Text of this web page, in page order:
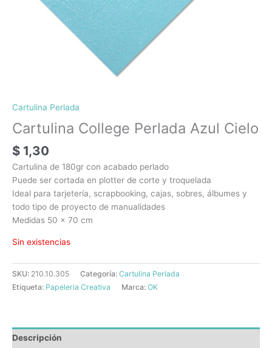
Cartulina Perlada
Cartulina College Perlada Azul Cielo
$ 1,30
Cartulina de 180gr con acabado perlado
Puede ser cortada en plotter de corte y troquelada
Ideal para tarjetería, scrapbooking, cajas, sobres, álbumes y
todo tipo de proyecto de manualidades
Medidas 50 x 70 cm
Sin existencias
SKU: 210.10.305 Categoría: Cartulina Perlada
Etiqueta: Papeleria Creativa Marca: OK
Descripción